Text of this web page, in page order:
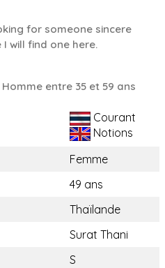
for someone sincere
will find one here.
entre 35 et 59 ans
Courant
Notions
Femme
49 ans
Thaïlande
Surat Thani
S